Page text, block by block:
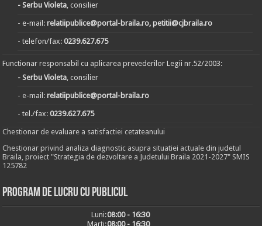
- Serbu Violeta, consilier
- e-mail:relatiipublice@portal-braila.ro, petitii@cjbraila.ro
- telefon/fax:0239.627.675
Functionar responsabil cu aplicarea prevederilor Legii nr.52/2003:
- Serbu Violeta, consilier
- e-mail:relatiipublice@portal-braila.ro
- tel./fax:0239.627.675
Chestionar de evaluare a satisfactiei cetateanului
Chestionar privind analiza diagnostic asupra situatiei actuale din judetul
Braila, proiect "Strategia de dezvoltare a Judetului Braila 2021-2027" SMIS
125782
Program de lucru cu publicul
Luni:08:00 - 16:30
Marți:08:00 - 16:30